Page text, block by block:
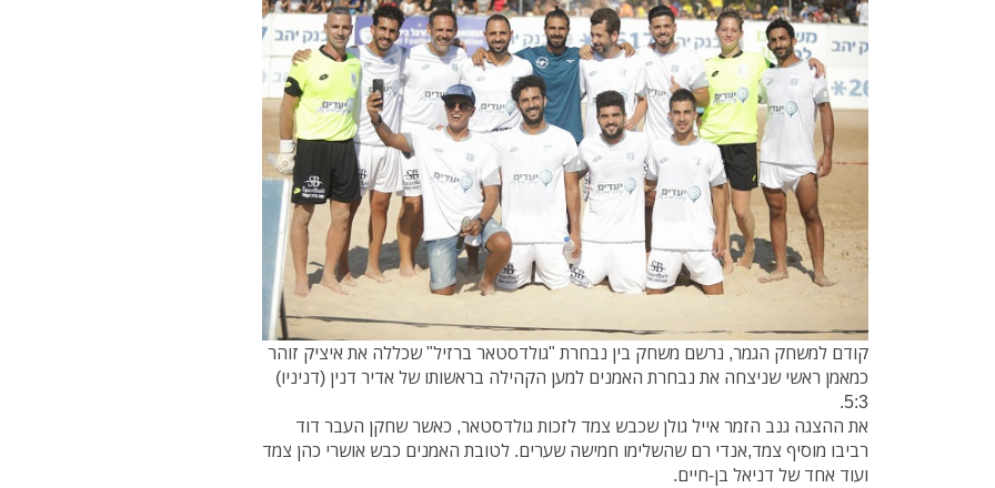
קודם למשחק הגמר, נרשם משחק בין נבחרת "גולדסטאר ברזיל" שכללה את איציק זוהר
כמאמן ראשי שניצחה את נבחרת האמנים למען הקהילה בראשותו של אדיר דנין (דניניו)
5:3.
את ההצגה גנב הזמר אייל גולן שכבש צמד לזכות גולדסטאר, כאשר שחקן העבר דוד
רביבו מוסיף צמד,אנדי רם שהשלימו חמישה שערים. לטובת האמנים כבש אושרי כהן צמד
ועוד אחד של דניאל בן-חיים.